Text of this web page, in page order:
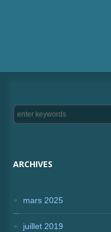
ARCHIVES
mars 2025
juillet 2019